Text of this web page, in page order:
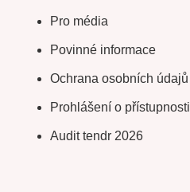
Pro média
Povinné informace
Ochrana osobních údajů
Prohlášení o přístupnosti
Audit tendr 2026